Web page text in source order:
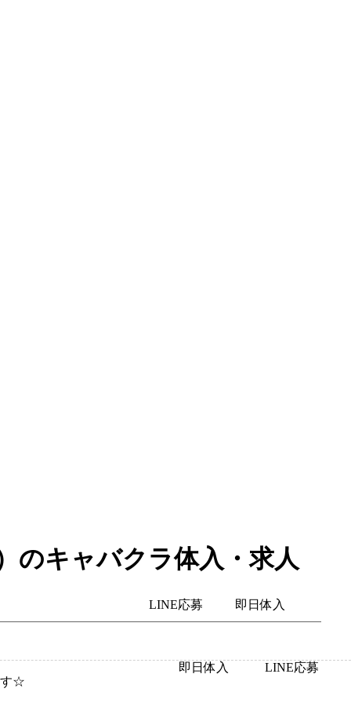
のキャバクラ体入・求人
即日体入
LINE応募
LINE応募
即日体入
す☆